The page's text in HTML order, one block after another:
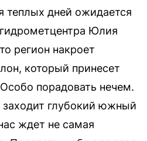
теплых дней ожидается
Юлия
регион накроет
который принесет
порадовать нечем.
заходит глубокий южный
ждет не самая